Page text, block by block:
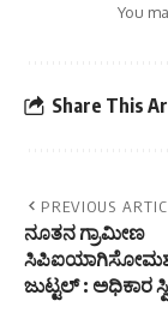
You
Share This
PREVIOUS
ನೂತನ ಗ್ರಾಮೀಣ
ಜುಟ್ಟಲ್ : ಅಧಿಕಾರ